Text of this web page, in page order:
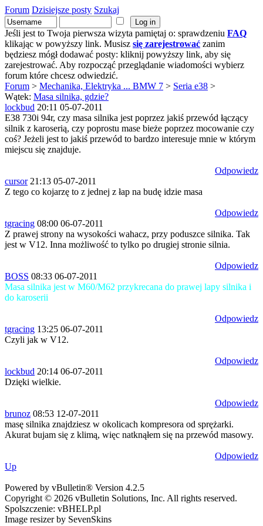
Forum Dzisiejsze posty Szukaj
Jeśli jest to Twoja pierwsza wizyta pamiętaj o: sprawdzeniu FAQ
klikając w powyższy link. Musisz się zarejestrować zanim
będziesz mógł dodawać posty: kliknij powyższy link, aby się
zarejestrować. Aby rozpocząć przeglądanie wiadomości wybierz
forum które chcesz odwiedzić.
Forum > Mechanika, Elektryka ... BMW 7 > Seria e38 >
Wątek: Masa silnika, gdzie?
lockbud 20:11 05-07-2011
E38 730i 94r, czy masa silnika jest poprzez jakiś przewód łączący
silnik z karoserią, czy poprostu mase bieże poprzez mocowanie czy
coś? Jeżeli jest to jakiś przewód to bardzo interesuje mnie w którym
miejscu się znajduje.
Odpowiedz
cursor21:13 05-07-2011
Z tego co kojarzę to z jednej z łap na budę idzie masa
Odpowiedz
tgracing 08:00 06-07-2011
Z prawej strony na wysokości wahacz, przy poduszce silnika. Tak
jest w V12. Inna możliwość to tylko po drugiej stronie silnia.
Odpowiedz
BOSS 08:33 06-07-2011
Masa silnika jest w M60/M62 przykrecana do prawej lapy silnika i
do karoserii
Odpowiedz
tgracing 13:25 06-07-2011
Czyli jak w V12.
Odpowiedz
lockbud 20:14 06-07-2011
Dzięki wielkie.
Odpowiedz
brunoz 08:53 12-07-2011
masę silnika znajdziesz w okolicach kompresora od sprężarki.
Akurat bujam się z klimą, więc natknąłem się na przewód masowy.
Odpowiedz
Up
Powered by vBulletin® Version 4.2.5
Copyright © 2026 vBulletin Solutions, Inc. All rights reserved.
Spolszczenie: vBHELP.pl
Image resizer by SevenSkins